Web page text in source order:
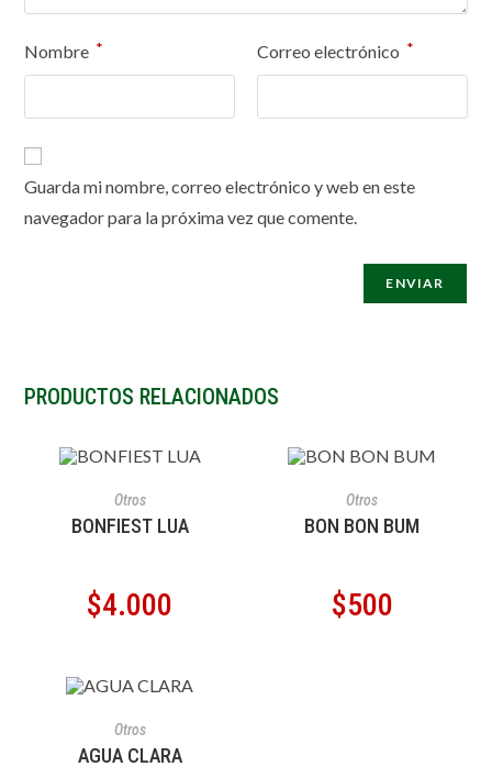
Nombre * Correo electrónico *
Guarda mi nombre, correo electrónico y web en este
navegador para la próxima vez que comente.
PRODUCTOS RELACIONADOS
Otros
BONFIEST LUA
$4.000
Otros
BON BON BUM
$500
Otros
AGUA CLARA